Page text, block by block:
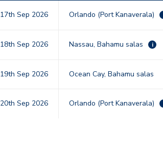
17th Sep 2026 Orlando (Port Kanaverala)
18th Sep 2026 Nassau, Bahamu salas i
19th Sep 2026 Ocean Cay, Bahamu salas
20th Sep 2026 Orlando (Port Kanaverala)